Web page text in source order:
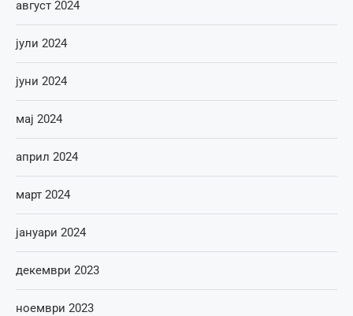
август 2024
јули 2024
јуни 2024
мај 2024
април 2024
март 2024
јануари 2024
декември 2023
ноември 2023